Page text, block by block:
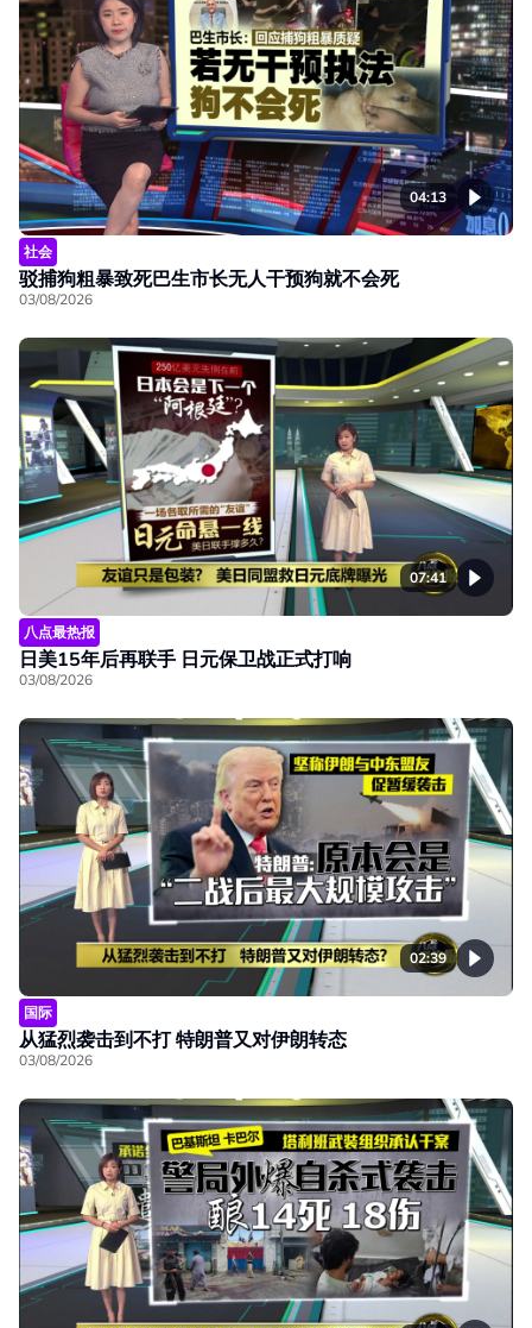
04:13
社会
驳捕狗粗暴致死巴生市长无人干预狗就不会死
03/08/2026
07:41
八点最热报
日美15年后再联手 日元保卫战正式打响
03/08/2026
02:39
国际
从猛烈袭击到不打 特朗普又对伊朗转态
03/08/2026